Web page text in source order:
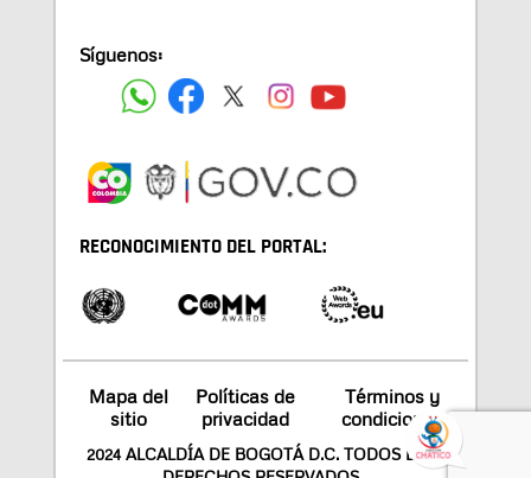
Síguenos:
RECONOCIMIENTO DEL PORTAL:
Mapa del
sitio
Políticas de
privacidad
Términos y
condiciones
2024 ALCALDÍA DE BOGOTÁ D.C. TODOS LOS